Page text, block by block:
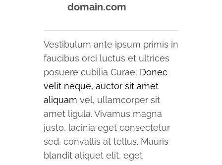
domain.com
Vestibulum ante ipsum primis in
faucibus orci luctus et ultrices
posuere cubilia Curae; Donec
velit neque, auctor sit amet
aliquam vel, ullamcorper sit
amet ligula. Vivamus magna
justo, lacinia eget consectetur
sed, convallis at tellus. Mauris
blandit aliquet elit, eget